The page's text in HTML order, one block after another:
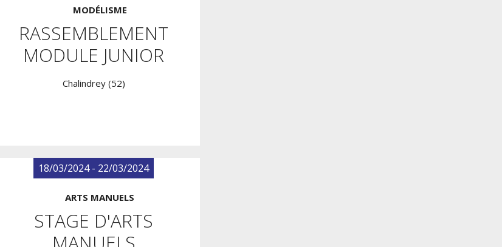
MODÉLISME
RASSEMBLEMENT
MODULE JUNIOR
Chalindrey (52)
18/03/2024 - 22/03/2024
ARTS MANUELS
STAGE D'ARTS